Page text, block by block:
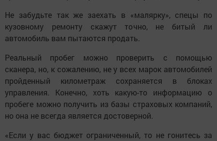
Не забудьте так же заехать в «малярку», спецы по
кузовному ремонту скажут точно, не битый ли
автомобиль вам пытаются продать.
Реальный пробег можно проверить с помощью
сканера, но, к сожалению, не у всех марок автомобилей
пройденный километраж сохраняется в блоках
управления. Конечно, хоть какую-то информацию о
пробеге можно получить из базы страховых компаний,
но она не всегда является достоверной.
«Если у вас бюджет ограниченный, то не гонитесь за